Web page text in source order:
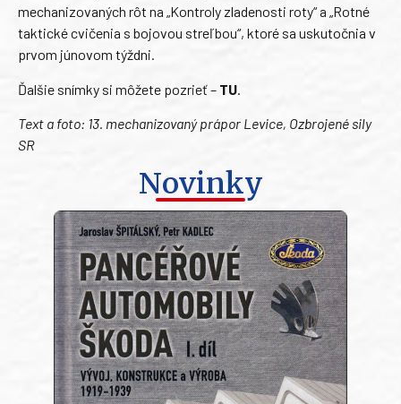
mechanizovaných rôt na „Kontroly zladenosti roty“ a „Rotné
taktické cvičenia s bojovou streľbou“, ktoré sa uskutočnia v
prvom júnovom týždni.
Ďalšie snímky si môžete pozrieť – TU
Text a foto: 13. mechanizovaný prápor Levice, Ozbrojené sily
SR
Novinky